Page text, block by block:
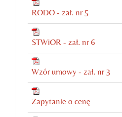
RODO - zał. nr 5
STWiOR - zał. nr 6
Wzór umowy - zał. nr 3
Zapytanie o cenę